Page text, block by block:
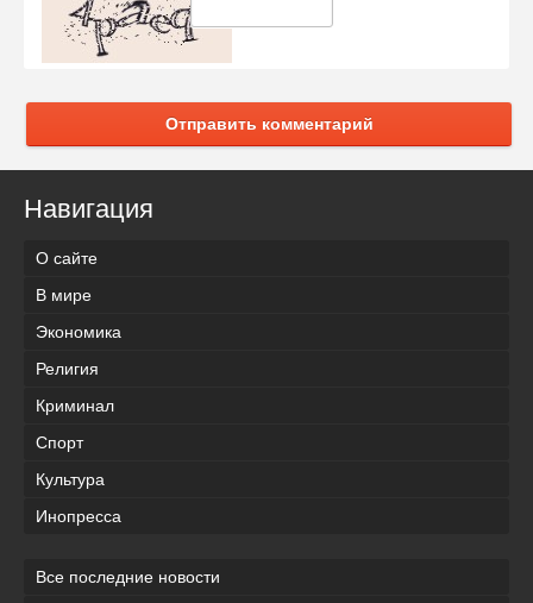
Отправить комментарий
Навигация
О сайте
В мире
Экономика
Религия
Криминал
Спорт
Культура
Инопресса
Все последние новости